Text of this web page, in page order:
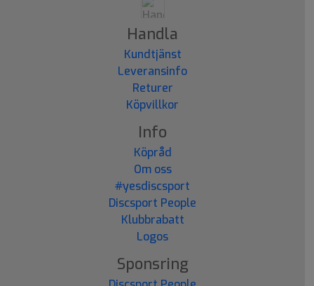
Handla
Kundtjänst
Leveransinfo
Returer
Köpvillkor
Info
Köpråd
Om oss
#yesdiscsport
Discsport People
Klubbrabatt
Logos
Sponsring